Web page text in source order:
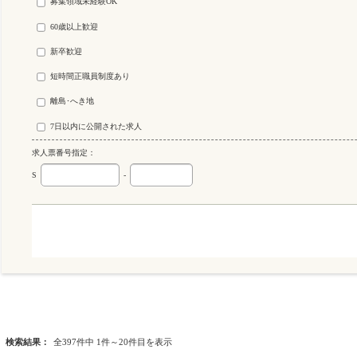
60歳以上歓迎
新卒歓迎
短時間正職員制度あり
離島･へき地
7日以内に公開された求人
求人票番号指定：
S -
検索結果： 全397件中 1件～20件目を表示